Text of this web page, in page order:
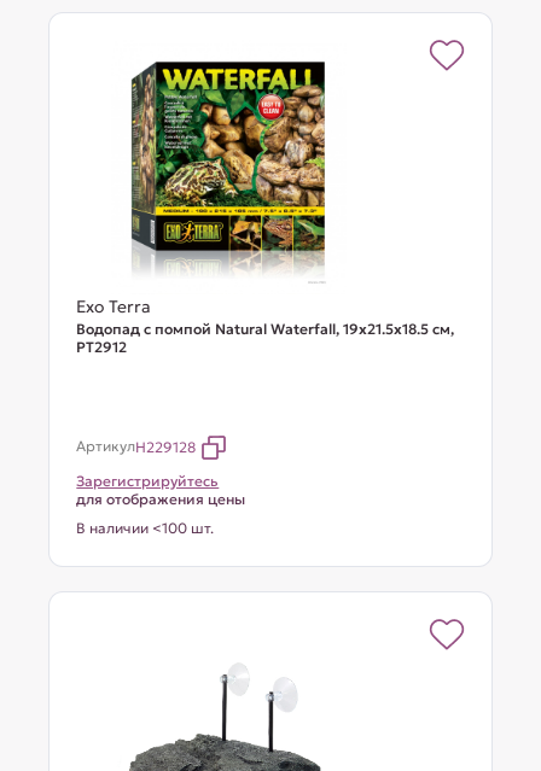
Exo Terra
Водопад с помпой Natural Waterfall, 19x21.5x18.5 см,
PT2912
АртикулH229128
Зарегистрируйтесь
для отображения цены
В наличии <100 шт.